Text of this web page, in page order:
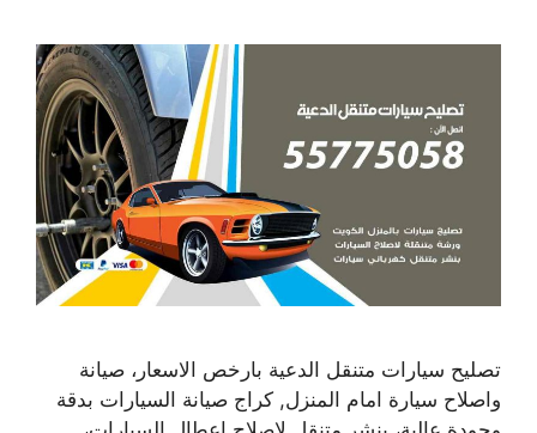
تصليح سيارات متنقل الدعية بارخص الاسعار، صيانة
واصلاح سيارة امام المنزل, كراج صيانة السيارات بدقة